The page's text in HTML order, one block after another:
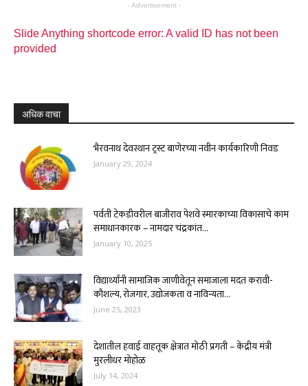
- Advertisement -
Slide Anything shortcode error: A valid ID has not been
provided
अधिक वाचा
भैरवनाथ देवस्थान ट्रस्ट बाणेरच्या नवीन कार्यकारिणी निवड
January 29, 2024
पर्वती टेकडीवरील बाजीराव पेशवे स्मारकाच्या विकासाचे काम
समाधानकारक – नामदार चंद्रकांत...
January 10, 2025
विद्यार्थ्यांनी सामाजिक जाणीवेतून समाजाला मदत करावी-
कौशल्य, रोजगार, उद्योजकता व नाविन्यता...
June 25, 2023
देशातील हवाई वाहतूक क्षेत्रात मोठी प्रगती – केंद्रीय मंत्री
मुरलीधर मोहोळ
July 14, 2024